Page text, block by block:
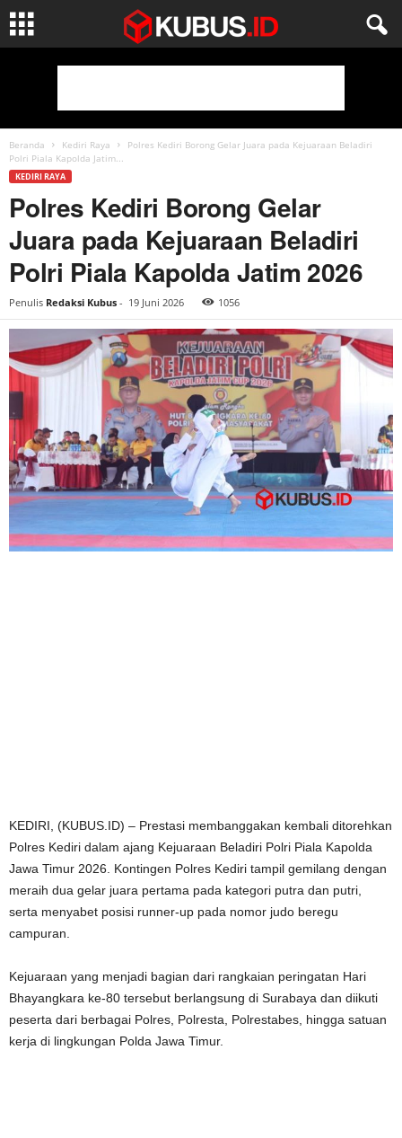
Beranda Kediri Raya
Polres Kediri Borong Gelar Juara pada Kejuaraan Beladiri
Polri Piala Kapolda Jatim...
KEDIRI RAYA
Polres Kediri Borong Gelar
Juara pada Kejuaraan Beladiri
Polri Piala Kapolda Jatim 2026
Penulis Redaksi Kubus - 19 Juni 2026 1056
KEDIRI, (KUBUS.ID) – Prestasi membanggakan kembali ditorehkan
Polres Kediri dalam ajang Kejuaraan Beladiri Polri Piala Kapolda
Jawa Timur 2026. Kontingen Polres Kediri tampil gemilang dengan
meraih dua gelar juara pertama pada kategori putra dan putri,
serta menyabet posisi runner-up pada nomor judo beregu
campuran.
Kejuaraan yang menjadi bagian dari rangkaian peringatan Hari
Bhayangkara ke-80 tersebut berlangsung di Surabaya dan diikuti
peserta dari berbagai Polres, Polresta, Polrestabes, hingga satuan
kerja di lingkungan Polda Jawa Timur.